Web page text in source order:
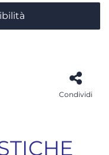
Condividi